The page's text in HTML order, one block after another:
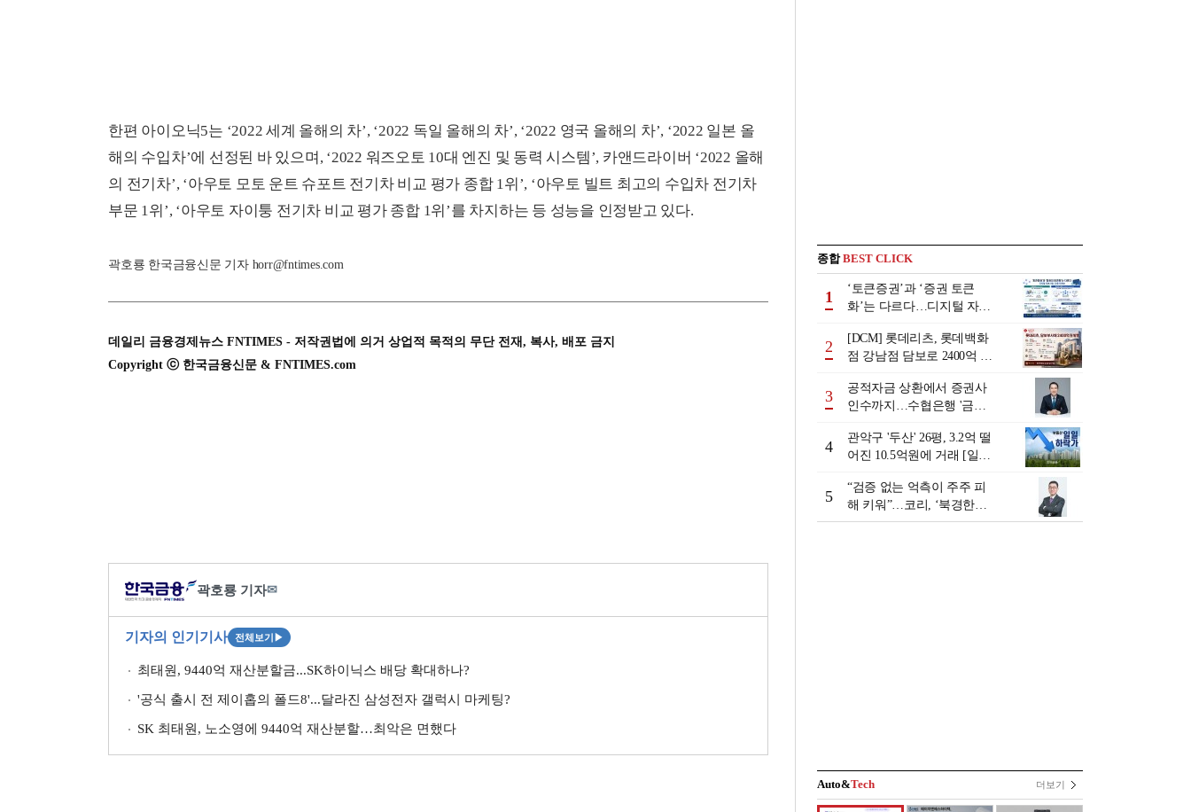
한편 아이오닉5는 ‘2022 세계 올해의 차’, ‘2022 독일 올해의 차’, ‘2022 영국 올해의 차’, ‘2022 일본 올
해의 수입차’에 선정된 바 있으며, ‘2022 워즈오토 10대 엔진 및 동력 시스템’, 카앤드라이버 ‘2022 올해
의 전기차’, ‘아우토 모토 운트 슈포트 전기차 비교 평가 종합 1위’, ‘아우토 빌트 최고의 수입차 전기차
부문 1위’, ‘아우토 자이퉁 전기차 비교 평가 종합 1위’를 차지하는 등 성능을 인정받고 있다.
곽호룡 한국금융신문 기자 horr@fntimes.com
데일리 금융경제뉴스 FNTIMES - 저작권법에 의거 상업적 목적의 무단 전재, 복사, 배포 금지
Copyright ⓒ 한국금융신문 & FNTIMES.com
곽호룡 기자✉
기자의 인기기사 전체보기 ▶
최태원, 9440억 재산분할금...SK하이닉스 배당 확대하나?
'공식 출시 전 제이홉의 폴드8'...달라진 삼성전자 갤럭시 마케팅?
SK 최태원, 노소영에 9440억 재산분할…최악은 면했다
종합BEST CLICK
1
‘토큰증권’과 ‘증권 토큰
화’는 다르다…디지털 자본
2
[DCM] 롯데리츠, 롯데백화
점 강남점 담보로 2400억 조
3
공적자금 상환에서 증권사
인수까지…수협은행 '금융
행 금융그룹의 꿈①]
4
관악구 '두산' 26평, 3.2억 떨
어진 10.5억원에 거래 [일일
5
“검증 없는 억측이 주주 피
해 키워”…코리, ‘북경한미
미수채권 논란’ 정면 반박
Auto&Tech 더보기